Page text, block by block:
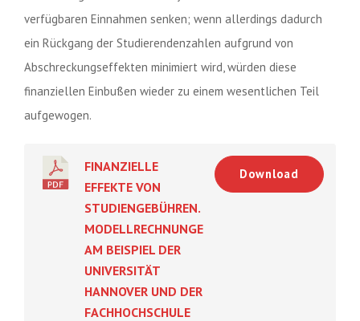
verfügbaren Einnahmen senken; wenn allerdings dadurch
ein Rückgang der Studierendenzahlen aufgrund von
Abschreckungseffekten minimiert wird, würden diese
finanziellen Einbußen wieder zu einem wesentlichen Teil
aufgewogen.
FINANZIELLE
EFFEKTE VON
STUDIENGEBÜHREN.
MODELLRECHNUNGEN
AM BEISPIEL DER
UNIVERSITÄT
HANNOVER UND DER
FACHHOCHSCHULE
Download